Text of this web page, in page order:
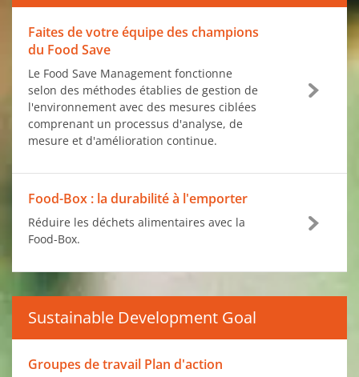
Faites de votre équipe des champions
du Food Save
Le Food Save Management fonctionne
selon des méthodes établies de gestion de
l'environnement avec des mesures ciblées
comprenant un processus d'analyse, de
mesure et d'amélioration continue.
Food-Box : la durabilité à l'emporter
Réduire les déchets alimentaires avec la
Food-Box.
Sustainable Development Goal
Groupes de travail Plan d'action